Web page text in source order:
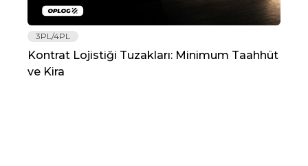
3PL/4PL
Kontrat Lojistiği Tuzakları: Minimum Taahhüt
ve Kira